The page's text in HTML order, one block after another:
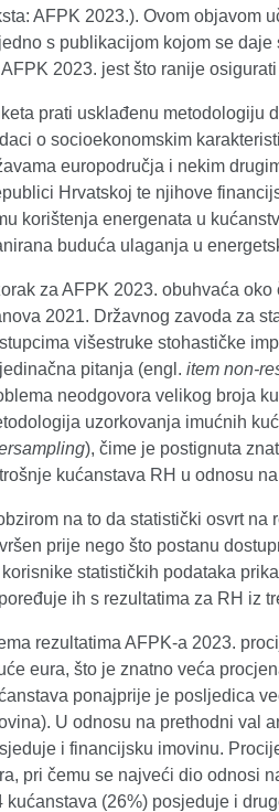
AFPK 2023.). Ovom objavom
s publikacijom kojom se
AFPK 2023. jest što ranije
prati usklađenu metodologiju
o socioekonomskim
europodručja i nekim
Hrvatskoj te njihove
korištenja energenata u
buduća ulaganja u
za AFPK 2023. obuhvaća
2021. Državnog zavoda za
višestruke stohastičke
pitanja (engl. item non-
neodgovora velikog broja
uzorkovanja imućnih
), čime je postignuta
kućanstava RH u odnosu
na to da statistički osvrt
prije nego što postanu
korisnike statističkih podataka
ih s rezultatima za RH iz
rezultatima AFPK-a 2023.
eura, što je znatno veća
ponajprije je posljedica
U odnosu na prethodni val
i financijsku imovinu.
pri čemu se najveći dio odnosi
kućanstava (26%) posjeduje i